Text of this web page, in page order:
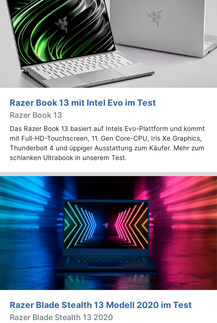
Razer Book 13 mit Intel Evo im Test
Razer Book 13
Das Razer Book 13 basiert auf Intels Evo-Plattform und kommt
mit Full-HD-Touchscreen, 11. Gen Core-CPU, Iris Xe Graphics,
Thunderbolt 4 und üppiger Ausstattung zum Käufer. Mehr zum
schlanken Ultrabook in unserem Test.
Razer Blade Stealth 13 Modell 2020 im Test
Razer Blade Stealth 13 2020